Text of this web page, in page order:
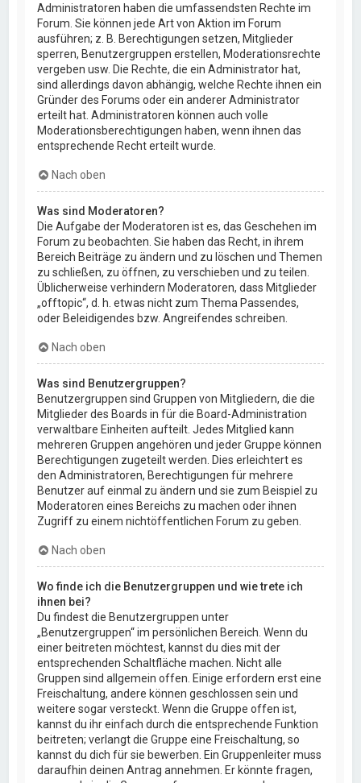
Administratoren haben die umfassendsten Rechte im
Forum. Sie können jede Art von Aktion im Forum
ausführen; z. B. Berechtigungen setzen, Mitglieder
sperren, Benutzergruppen erstellen, Moderationsrechte
vergeben usw. Die Rechte, die ein Administrator hat,
sind allerdings davon abhängig, welche Rechte ihnen ein
Gründer des Forums oder ein anderer Administrator
erteilt hat. Administratoren können auch volle
Moderationsberechtigungen haben, wenn ihnen das
entsprechende Recht erteilt wurde.
Nach oben
Was sind Moderatoren?
Die Aufgabe der Moderatoren ist es, das Geschehen im
Forum zu beobachten. Sie haben das Recht, in ihrem
Bereich Beiträge zu ändern und zu löschen und Themen
zu schließen, zu öffnen, zu verschieben und zu teilen.
Üblicherweise verhindern Moderatoren, dass Mitglieder
„offtopic“, d. h. etwas nicht zum Thema Passendes,
oder Beleidigendes bzw. Angreifendes schreiben.
Nach oben
Was sind Benutzergruppen?
Benutzergruppen sind Gruppen von Mitgliedern, die die
Mitglieder des Boards in für die Board-Administration
verwaltbare Einheiten aufteilt. Jedes Mitglied kann
mehreren Gruppen angehören und jeder Gruppe können
Berechtigungen zugeteilt werden. Dies erleichtert es
den Administratoren, Berechtigungen für mehrere
Benutzer auf einmal zu ändern und sie zum Beispiel zu
Moderatoren eines Bereichs zu machen oder ihnen
Zugriff zu einem nichtöffentlichen Forum zu geben.
Nach oben
Wo finde ich die Benutzergruppen und wie trete ich
ihnen bei?
Du findest die Benutzergruppen unter
„Benutzergruppen“ im persönlichen Bereich. Wenn du
einer beitreten möchtest, kannst du dies mit der
entsprechenden Schaltfläche machen. Nicht alle
Gruppen sind allgemein offen. Einige erfordern erst eine
Freischaltung, andere können geschlossen sein und
weitere sogar versteckt. Wenn die Gruppe offen ist,
kannst du ihr einfach durch die entsprechende Funktion
beitreten; verlangt die Gruppe eine Freischaltung, so
kannst du dich für sie bewerben. Ein Gruppenleiter muss
daraufhin deinen Antrag annehmen. Er könnte fragen,